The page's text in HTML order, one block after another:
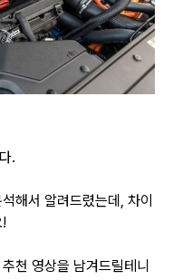
.
해서 알려드렸는데, 차이
천 영상을 남겨드릴테니